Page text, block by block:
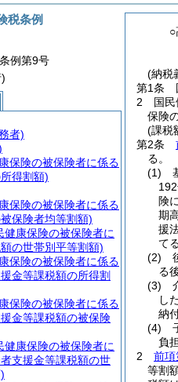
(納税
第1条
2
国
保険
(課税
第2条
る。
(1)
険
期
援
て
(2)
る
(3)
し
納
(4)
負
2
前項
等割
税条例
例第9号
者)
保険の被保険者に係る
得割額)
保険の被保険者に係る
保険者均等割額)
健康保険の被保険者に
の世帯別平等割額)
保険の被保険者に係る
金等課税額の所得割
保険の被保険者に係る
金等課税額の被保険
健康保険の被保険者に
支援金等課税額の世